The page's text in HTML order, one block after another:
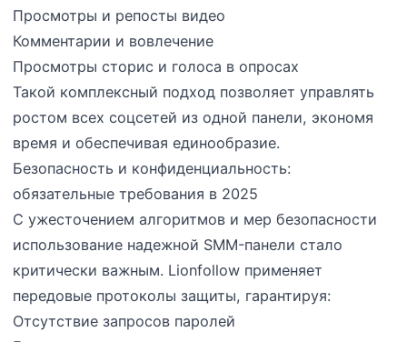
Просмотры и репосты видео
Комментарии и вовлечение
Просмотры сторис и голоса в опросах
Такой комплексный подход позволяет управлять
ростом всех соцсетей из одной панели, экономя
время и обеспечивая единообразие.
Безопасность и конфиденциальность:
обязательные требования в 2025
С ужесточением алгоритмов и мер безопасности
использование надежной SMM-панели стало
критически важным. Lionfollow применяет
передовые протоколы защиты, гарантируя:
Отсутствие запросов паролей